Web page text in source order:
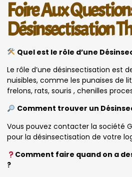
Foire Aux
Désinsectisation
Quel est le rôle d’une
Le rôle d’une désinsectisation est
nuisibles, comme les punaises de
frelons, rats, souris , chenilles
Comment trouver un
Vous pouvez contacter la société
pour la désinsectisation de votre
Comment faire quand on a
?